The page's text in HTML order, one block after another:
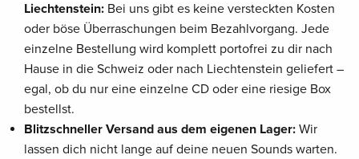
Liechtenstein: Bei uns gibt es keine versteckten Kosten
oder böse Überraschungen beim Bezahlvorgang. Jede
einzelne Bestellung wird komplett portofrei zu dir nach
Hause in die Schweiz oder nach Liechtenstein geliefert –
egal, ob du nur eine einzelne CD oder eine riesige Box
bestellst.
Blitzschneller Versand aus dem eigenen Lager: Wir
lassen dich nicht lange auf deine neuen Sounds warten.